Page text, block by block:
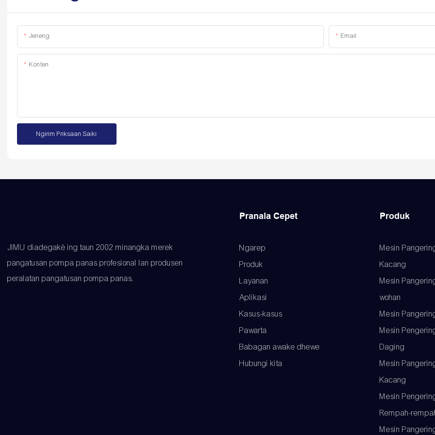
Jeneng Email
Konten
Ngirim Priksaan Saiki
JIMU diadegaké ing taun 2002 minangka merek
pangatusan pompa panas profesional lan produsen
peralatan pangatusan pompa panas.
Pranala Cepet
Ngarep
Produk
Layanan
Aplikasi
Kasus-kasus
Pawarta
Babagan awake dhewe
Hubungi kita
Produk
Mesin
Kacang
Mesin
wohan
Mesin
Mesin
Daging
Mesin
Kacang
Mesin
Rempah-
Mesin